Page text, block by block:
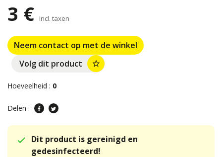
3 € Incl. taxen
Neem contact op met de winkel
Volg dit product
star_border
Hoeveelheid : 0
Delen :
Dit product is gereinigd en
gedesinfecteerd!